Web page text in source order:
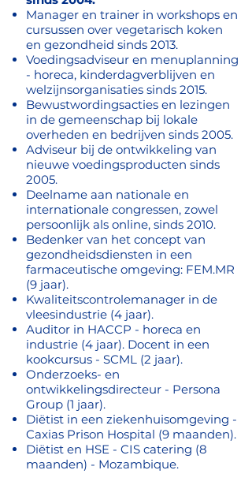
Manager en trainer in workshops en
cursussen over vegetarisch koken
en gezondheid sinds 2013.
Voedingsadviseur en menuplanning
- horeca, kinderdagverblijven en
welzijnsorganisaties sinds 2015.
Bewustwordingsacties en lezingen
in de gemeenschap bij lokale
overheden en bedrijven sinds 2005.
Adviseur bij de ontwikkeling van
nieuwe voedingsproducten sinds
2005.
Deelname aan nationale en
internationale congressen, zowel
persoonlijk als online, sinds 2010.
Bedenker van het concept van
gezondheidsdiensten in een
farmaceutische omgeving: FEM.MR
(9 jaar).
Kwaliteitscontrolemanager in de
vleesindustrie (4 jaar).
Auditor in HACCP - horeca en
industrie (4 jaar). Docent in een
kookcursus - SCML (2 jaar).
Onderzoeks- en
ontwikkelingsdirecteur - Persona
Group (1 jaar).
Diëtist in een ziekenhuisomgeving -
Caxias Prison Hospital (9 maanden).
Diëtist en HSE - CIS catering (8
maanden) - Mozambique.